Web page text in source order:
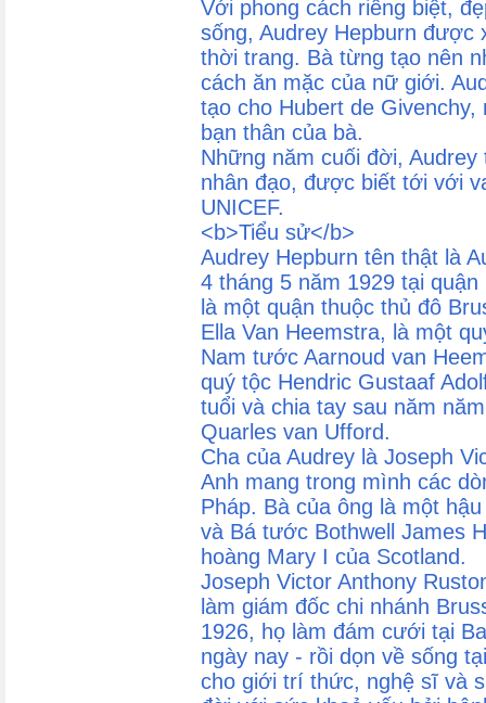
Với phong cách riêng biệt,
sống, Audrey Hepburn
thời trang. Bà từng tạo nên
cách ăn mặc của nữ giới.
tạo cho Hubert de
bạn thân của bà.
Những năm cuối đời,
nhân đạo, được biết tới với
UNICEF.
<b>Tiểu sử</b>
Audrey Hepburn tên thật là
4 tháng 5 năm 1929 tại
là một quận thuộc thủ đô
Ella Van Heemstra, là một
Nam tước Aarnoud van
quý tộc Hendric Gustaaf
tuổi và chia tay sau năm
Quarles van Ufford.
Cha của Audrey là Joseph
Anh mang trong mình các
Pháp. Bà của ông là một
và Bá tước Bothwell James
hoàng Mary I của Scotland.
Joseph Victor Anthony
làm giám đốc chi nhánh
1926, họ làm đám cưới tại
ngày nay - rồi dọn về sống
cho giới trí thức, nghệ sĩ và